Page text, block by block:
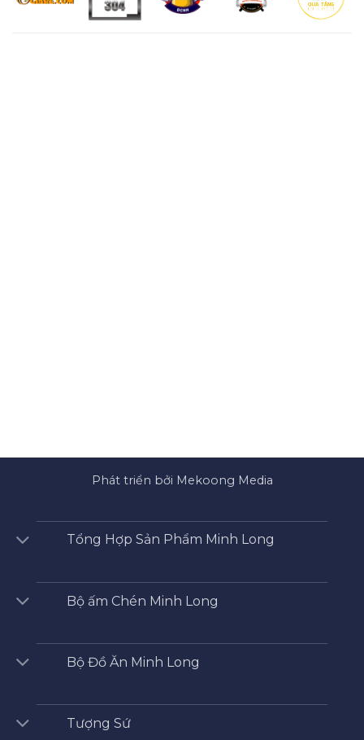
Phát triển bởi Mekoong Media
Tổng Hợp Sản Phẩm Minh Long
Bộ ấm Chén Minh Long
Bộ Đồ Ăn Minh Long
Tượng Sứ